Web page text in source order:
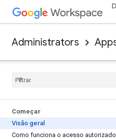
Administrators
Começar
Visão geral
Como funciona o acesso autorizado